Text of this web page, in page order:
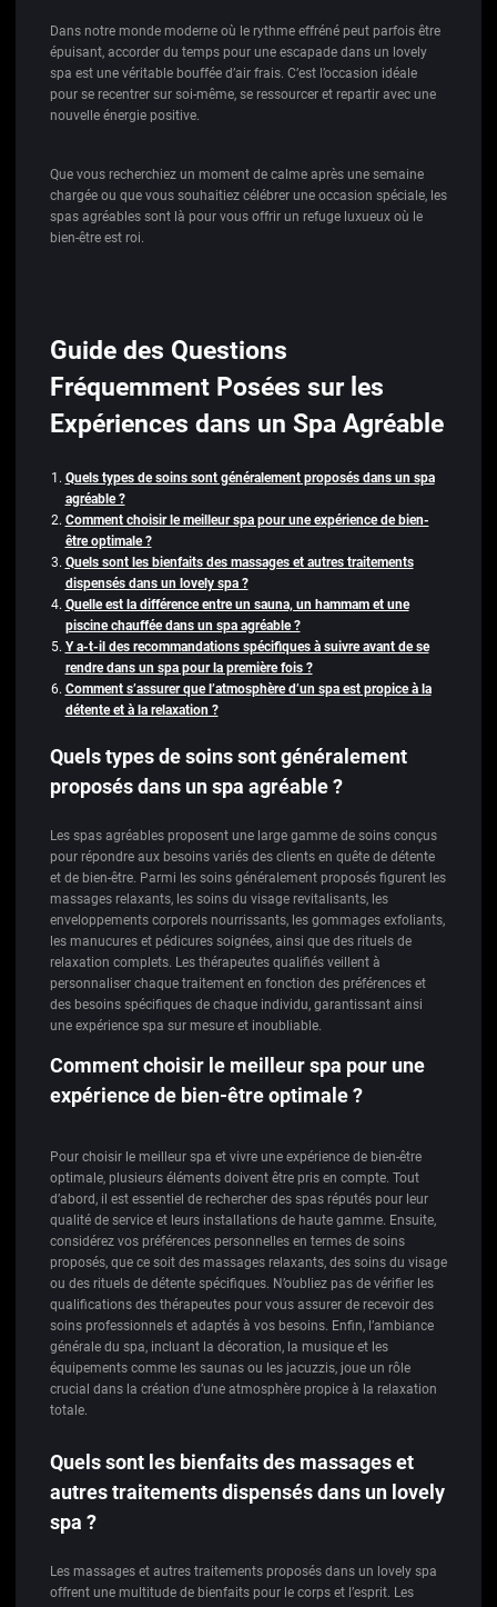
Dans notre monde moderne où le rythme effréné peut parfois être
épuisant, accorder du temps pour une escapade dans un lovely
spa est une véritable bouffée d’air frais. C’est l’occasion idéale
pour se recentrer sur soi-même, se ressourcer et repartir avec une
nouvelle énergie positive.
Que vous recherchiez un moment de calme après une semaine
chargée ou que vous souhaitiez célébrer une occasion spéciale, les
spas agréables sont là pour vous offrir un refuge luxueux où le
bien-être est roi.
Guide des Questions
Fréquemment Posées sur les
Expériences dans un Spa Agréable
Quels types de soins sont généralement proposés dans un spa
agréable ?
Comment choisir le meilleur spa pour une expérience de bien-
être optimale ?
Quels sont les bienfaits des massages et autres traitements
dispensés dans un lovely spa ?
Quelle est la différence entre un sauna, un hammam et une
piscine chauffée dans un spa agréable ?
Y a-t-il des recommandations spécifiques à suivre avant de se
rendre dans un spa pour la première fois ?
Comment s’assurer que l’atmosphère d’un spa est propice à la
détente et à la relaxation ?
Quels types de soins sont généralement
proposés dans un spa agréable ?
Les spas agréables proposent une large gamme de soins conçus
pour répondre aux besoins variés des clients en quête de détente
et de bien-être. Parmi les soins généralement proposés figurent les
massages relaxants, les soins du visage revitalisants, les
enveloppements corporels nourrissants, les gommages exfoliants,
les manucures et pédicures soignées, ainsi que des rituels de
relaxation complets. Les thérapeutes qualifiés veillent à
personnaliser chaque traitement en fonction des préférences et
des besoins spécifiques de chaque individu, garantissant ainsi
une expérience spa sur mesure et inoubliable.
Comment choisir le meilleur spa pour une
expérience de bien-être optimale ?
Pour choisir le meilleur spa et vivre une expérience de bien-être
optimale, plusieurs éléments doivent être pris en compte. Tout
d’abord, il est essentiel de rechercher des spas réputés pour leur
qualité de service et leurs installations de haute gamme. Ensuite,
considérez vos préférences personnelles en termes de soins
proposés, que ce soit des massages relaxants, des soins du visage
ou des rituels de détente spécifiques. N’oubliez pas de vérifier les
qualifications des thérapeutes pour vous assurer de recevoir des
soins professionnels et adaptés à vos besoins. Enfin, l’ambiance
générale du spa, incluant la décoration, la musique et les
équipements comme les saunas ou les jacuzzis, joue un rôle
crucial dans la création d’une atmosphère propice à la relaxation
totale.
Quels sont les bienfaits des massages et
autres traitements dispensés dans un lovely
spa ?
Les massages et autres traitements proposés dans un lovely spa
offrent une multitude de bienfaits pour le corps et l’esprit. Les